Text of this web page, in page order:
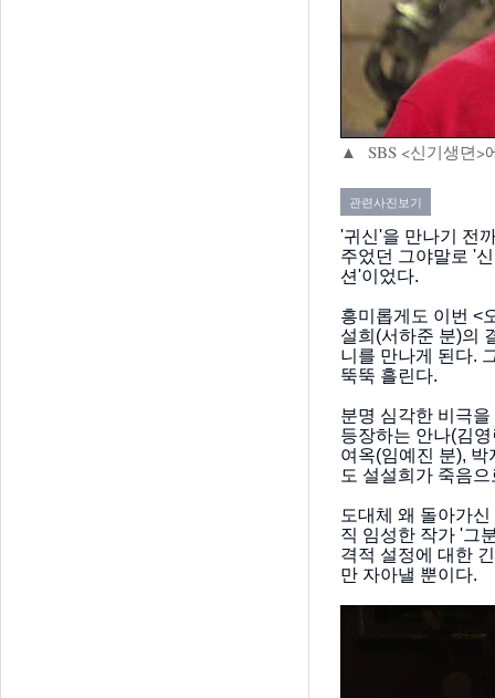
▲ SBS <신기생뎐
관련사진보기
'귀신'을 만나기 전
주었던 그야말로 '
션'이었다.
흥미롭게도 이번 <
설희(서하준 분)의
니를 만나게 된다.
뚝뚝 흘린다.
분명 심각한 비극
등장하는 안나(김
여옥(임예진 분),
도 설설희가 죽음
도대체 왜 돌아가
직 임성한 작가 '그
격적 설정에 대한
만 자아낼 뿐이다.